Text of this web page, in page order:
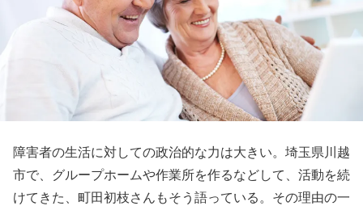
障害者の生活に対しての政治的な力は大きい。 埼玉県川越
市で、グループホームや作業所を作るなどして、活動を続
けてきた、町田初枝さんもそう語っている。その理由の一